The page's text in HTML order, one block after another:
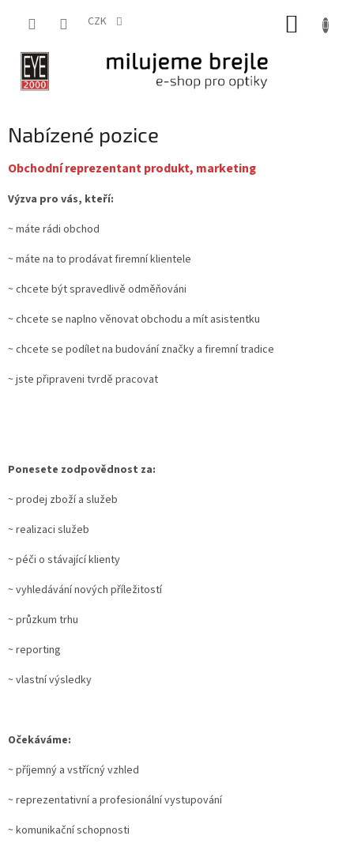
CZK
Nabízené pozice
Obchodní reprezentant produkt, marketing
Výzva pro vás, kteří:
~ máte rádi obchod
~ máte na to prodávat firemní klientele
~ chcete být spravedlivě odměňováni
~ chcete se naplno věnovat obchodu a mít asistentku
~ chcete se podílet na budování značky a firemní tradice
~ jste připraveni tvrdě pracovat
Ponesete zodpovědnost za:
~ prodej zboží a služeb
~ realizaci služeb
~ péči o stávající klienty
~ vyhledávání nových příležitostí
~ průzkum trhu
~ reporting
~ vlastní výsledky
Očekáváme:
~ příjemný a vstřícný vzhled
~ reprezentativní a profesionální vystupování
~ komunikační schopnosti